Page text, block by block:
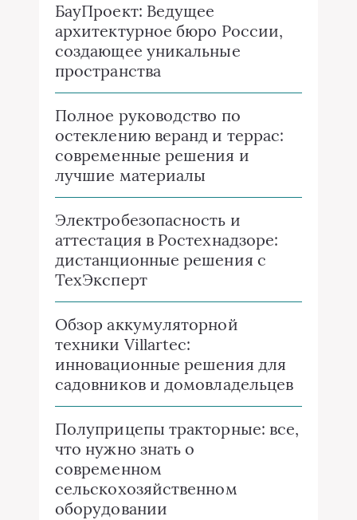
БауПроект: Ведущее
архитектурное бюро России,
создающее уникальные
пространства
Полное руководство по
остеклению веранд и террас:
современные решения и
лучшие материалы
Электробезопасность и
аттестация в Ростехнадзоре:
дистанционные решения с
ТехЭксперт
Обзор аккумуляторной
техники Villartec:
инновационные решения для
садовников и домовладельцев
Полуприцепы тракторные: все,
что нужно знать о
современном
сельскохозяйственном
оборудовании